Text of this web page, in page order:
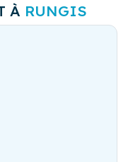
À RUNGIS